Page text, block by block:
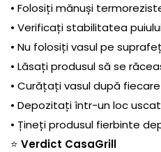
• Folosiți mănuși
• Verificați stabilitatea
• Nu folosiți vasul pe
• Lăsați produsul să se
• Curățați vasul după
• Depozitați într-un loc
• Țineți produsul fierbinte
⭐ Verdict CasaGrill